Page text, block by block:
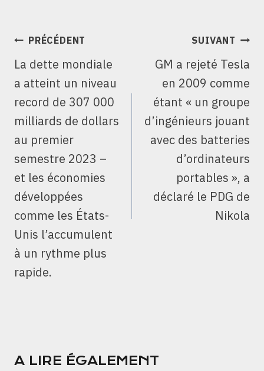
NAVIGATION
L’ARTICLE
PRÉCÉDENT
La dette mondiale
a atteint un niveau
record de 307 000
milliards de dollars
au premier
semestre 2023 –
et les économies
développées
comme les États-
Unis l’accumulent
à un rythme plus
rapide.
SUIVANT
GM a rejeté Tesla
en 2009 comme
étant « un groupe
d’ingénieurs jouant
avec des batteries
d’ordinateurs
portables », a
déclaré le PDG de
Nikola
A LIRE ÉGALEMENT